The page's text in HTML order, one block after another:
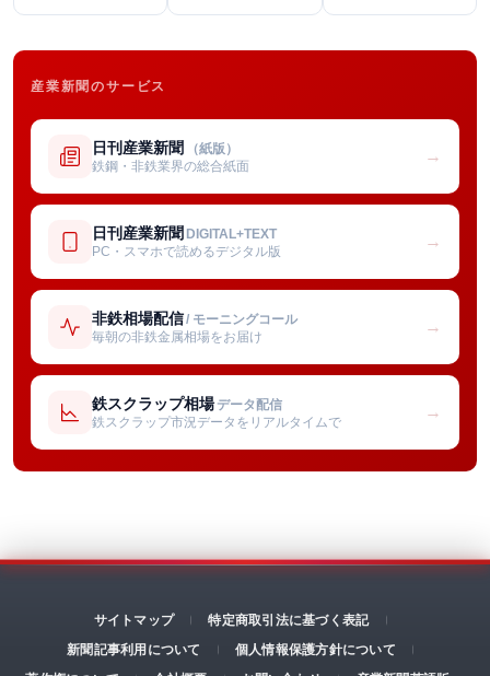
産業新聞のサービス
日刊産業新聞 （紙版）
鉄鋼・非鉄業界の総合紙面
→
日刊産業新聞 DIGITAL+TEXT
PC・スマホで読めるデジタル版
→
非鉄相場配信/ モーニングコール
毎朝の非鉄金属相場をお届け
→
鉄スクラップ相場 データ配信
鉄スクラップ市況データをリアルタイムで
→
サイトマップ
特定商取引法に基づく表記
新聞記事利用について
個人情報保護方針について